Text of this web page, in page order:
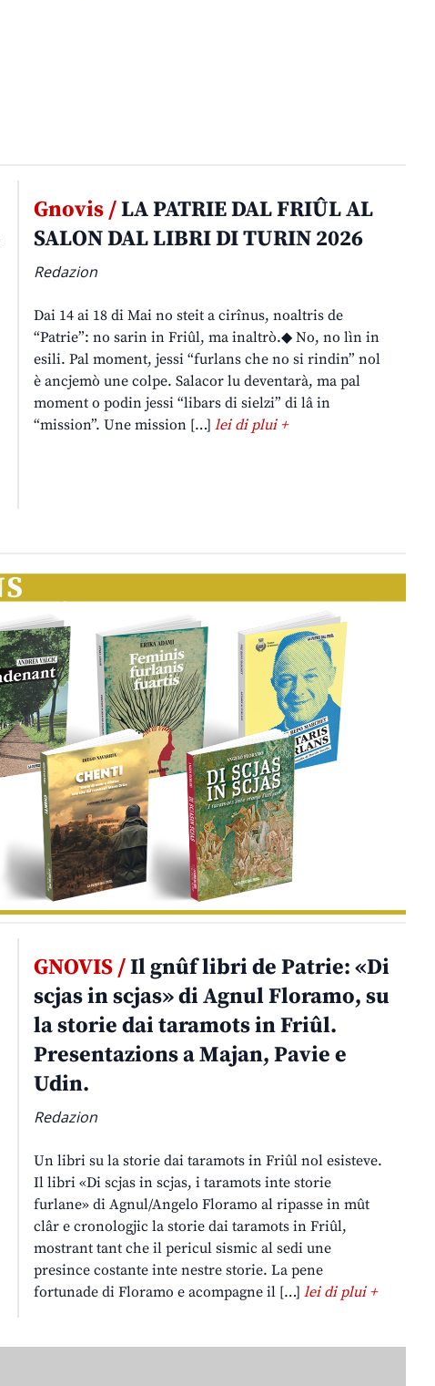
Gnovis /LA PATRIE DAL FRIÛL AL
SALON DAL LIBRI DI TURIN 2026
Redazion
Dai 14 ai 18 di Mai no steit a cirînus, noaltris de
“Patrie”: no sarin in Friûl, ma inaltrò.◆ No, no lìn in
esili. Pal moment, jessi “furlans che no si rindin” nol
è ancjemò une colpe. Salacor lu deventarà, ma pal
moment o podin jessi “libars di sielzi” di lâ in
“mission”. Une mission […]lei di plui +
GNOVIS /Il gnûf libri de Patrie: «Di
scjas in scjas» di Agnul Floramo, su
la storie dai taramots in Friûl.
Presentazions a Majan, Pavie e
Udin.
Redazion
Un libri su la storie dai taramots in Friûl nol esisteve.
Il libri «Di scjas in scjas, i taramots inte storie
furlane» di Agnul/Angelo Floramo al ripasse in mût
clâr e cronologjic la storie dai taramots in Friûl,
mostrant tant che il pericul sismic al sedi une
presince costante inte nestre storie. La pene
fortunade di Floramo e acompagne il […]lei di plui +